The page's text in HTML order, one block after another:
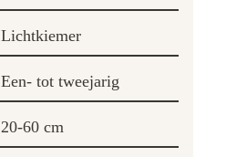
Lichtkiemer
Een- tot tweejarig
20-60 cm